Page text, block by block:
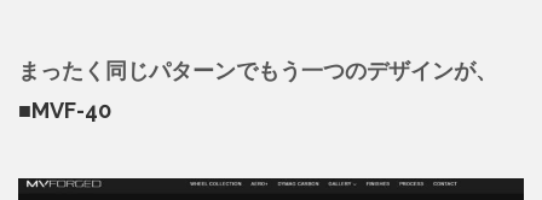
まったく同じパターンでもう一つのデザインが、
■MVF-40